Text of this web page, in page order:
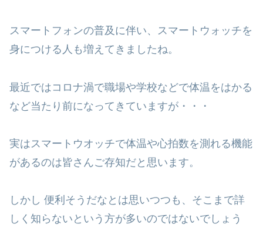
スマートフォンの普及に伴い、スマートウォッチを
身につける人も増えてきましたね。
最近ではコロナ渦で職場や学校などで体温をはかる
など当たり前になってきていますが・・・
実はスマートウオッチで体温や心拍数を測れる機能
があるのは皆さんご存知だと思います。
しかし 便利そうだなとは思いつつも、そこまで詳
しく知らないという方が多いのではないでしょう